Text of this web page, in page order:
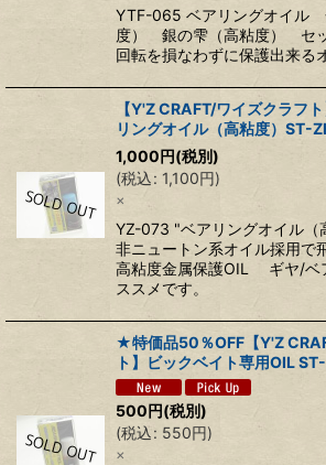
YTF-065 ベアリングオイル
度） 銀の雫（高粘度） セ
回転を損なわずに保護出来る
【Y'Z CRAFT/ワイズクラフ
リングオイル（高粘度）ST-
1,000円(税別)
(税込: 1,100円)
×
YZ-073 "ベアリングオイル（
非ニュートン系オイル採用で
高粘度金属保護OIL ギヤ/ベ
ススメです。
★特価品50％OFF【Y'Z
ト】ビックベイト専用OIL
500円(税別)
(税込: 550円)
×